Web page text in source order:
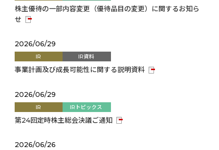
株主優待の一部内容変更（優待品目の変更）に関するお知ら
せ
2026/06/29
IR IR資料
事業計画及び成長可能性に関する説明資料
2026/06/29
IR IRトピックス
第24回定時株主総会決議ご通知
2026/06/26